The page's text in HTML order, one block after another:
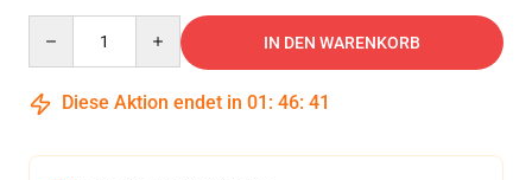
IN DEN WARENKORB
Diese Aktion endet in 01 : 46: 40